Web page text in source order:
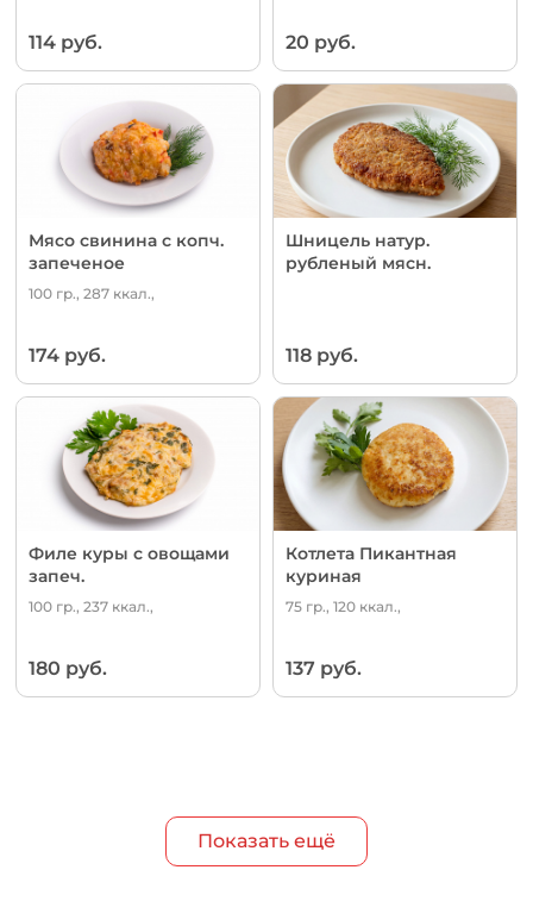
114 руб. 20 руб.
Мясо свинина с копч.
запеченое
100 гр., 287 ккал.,
174 руб.
Шницель натур.
рубленый мясн.
118 руб.
Филе куры с овощами
запеч.
100 гр., 237 ккал.,
180 руб.
Котлета Пикантная
куриная
75 гр., 120 ккал.,
137 руб.
Показать ещё